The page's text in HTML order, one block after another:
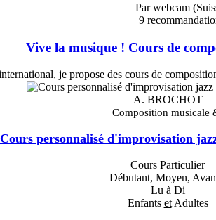
Par webcam
9
Vive la musique ! Cours de
je propose des cours de
A. BROCHOT
Composition musicale
Cours personnalisé d'improvisation
Cours Particulier
Débutant, Moyen,
Lu à Di
Enfants etAdultes